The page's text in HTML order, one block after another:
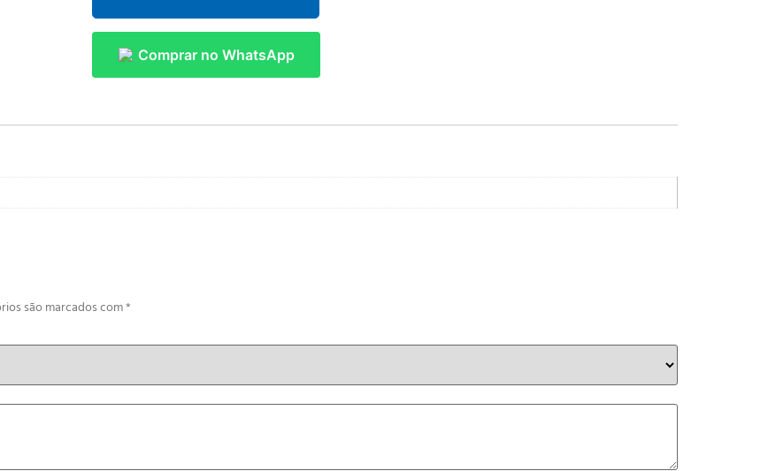
Comprar no WhatsApp
são marcados com*